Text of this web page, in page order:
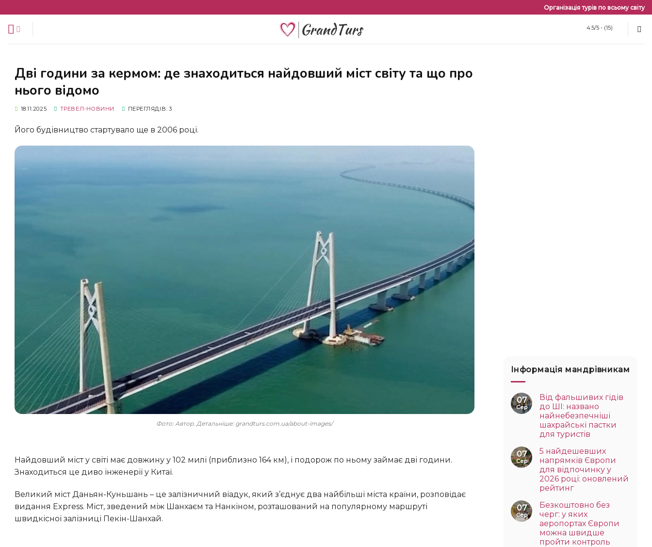
змісту
Організація турів по всьому світу
4.5/5 - (15)
Дві години за кермом: де знаходиться найдовший міст світу та що про
нього відомо
18.11.2025 ТРЕВЕЛ-НОВИНИ ПЕРЕГЛЯДІВ: 3
Його будівництво стартувало ще в 2006 році.
Фото: Автор. Детальніше: grandturs.com.ua/about-images/
Найдовший міст у світі має довжину у 102 милі (приблизно 164 км), і подорож по ньому займає дві години.
Знаходиться це диво інженерії у Китаї.
Великий міст Даньян-Куньшань – це залізничний віадук, який з’єднує два найбільші міста країни, розповідає
видання Express. Міст, зведений між Шанхаєм та Нанкіном, розташований на популярному маршруті
швидкісної залізниці Пекін-Шанхай.
Інформація мандрівникам
07
Сер
Від фальшивих гідів
до ШІ: названо
найнебезпечніші
шахрайські пастки
для туристів
07
Сер
5 найдешевших
напрямків Європи
для відпочинку у
2026 році: оновлений
рейтинг
07
Сер
Безкоштовно без
черг: у яких
аеропортах Європи
можна швидше
пройти контроль